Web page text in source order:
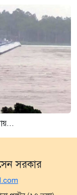
সরকার